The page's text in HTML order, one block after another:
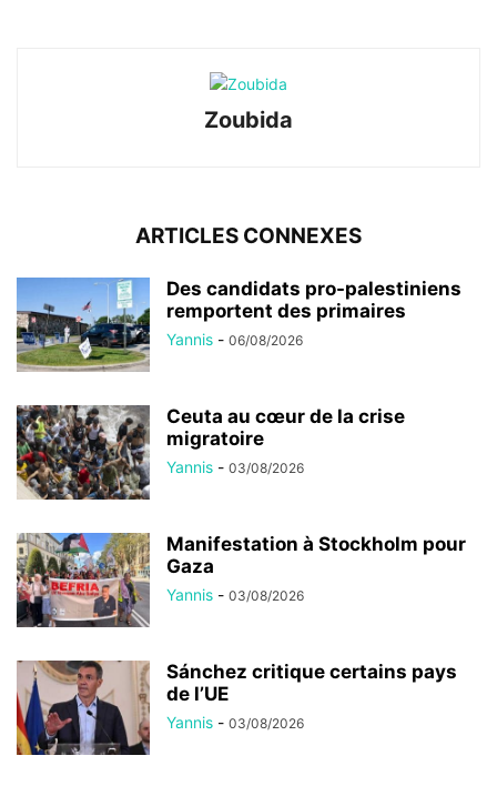
Zoubida
ARTICLES CONNEXES
Des candidats pro-palestiniens
remportent des primaires
Yannis - 06/08/2026
Ceuta au cœur de la crise
migratoire
Yannis - 03/08/2026
Manifestation à Stockholm pour
Gaza
Yannis - 03/08/2026
Sánchez critique certains pays
de l’UE
Yannis - 03/08/2026